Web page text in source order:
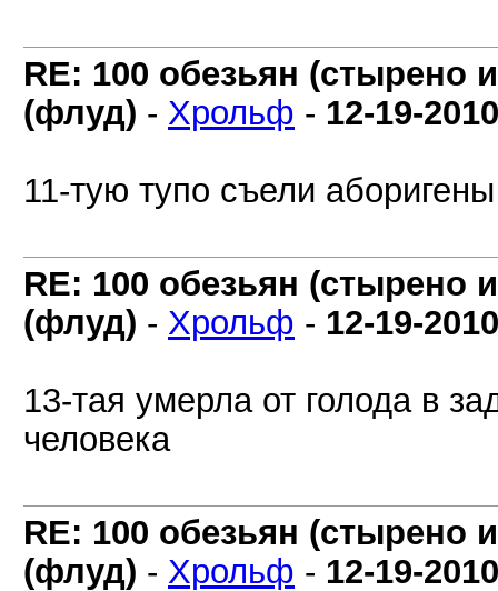
RE: 100 обезьян (стырено
(флуд) - Хрольф - 12-19-2010
11-тую тупо съели аборигены
RE: 100 обезьян (стырено
(флуд) - Хрольф - 12-19-2010
13-тая умерла от голода в
человека
RE: 100 обезьян (стырено
(флуд) - Хрольф - 12-19-2010